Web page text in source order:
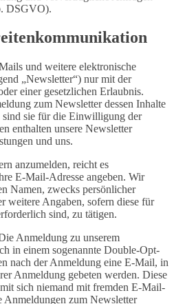
DSGVO).
und weitere elektronische
„Newsletter“) nur mit der
einer gesetzlichen Erlaubnis.
zum Newsletter dessen Inhalte
sie für die Einwilligung der
enthalten unsere Newsletter
und uns.
anzumelden, reicht es
E-Mail-Adresse angeben. Wir
Namen, zwecks persönlicher
weitere Angaben, sofern diese für
sind, zu tätigen.
Anmeldung zu unserem
in einem sogenannte Double-Opt-
nach der Anmeldung eine E-Mail, in
Anmeldung gebeten werden. Diese
sich niemand mit fremden E-Mail-
Anmeldungen zum Newsletter